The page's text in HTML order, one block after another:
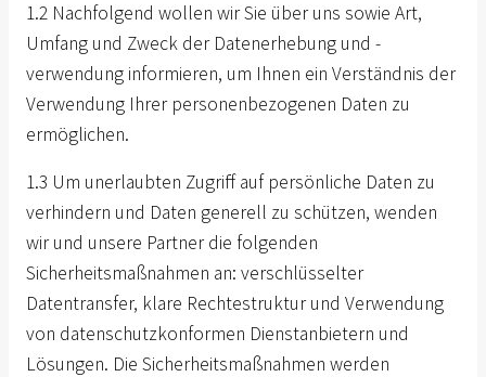
1.2 Nachfolgend wollen wir Sie über uns sowie Art,
Umfang und Zweck der Datenerhebung und -
verwendung informieren, um Ihnen ein Verständnis der
Verwendung Ihrer personenbezogenen Daten zu
ermöglichen.
1.3 Um unerlaubten Zugriff auf persönliche Daten zu
verhindern und Daten generell zu schützen, wenden
wir und unsere Partner die folgenden
Sicherheitsmaßnahmen an: verschlüsselter
Datentransfer, klare Rechtestruktur und Verwendung
von datenschutzkonformen Dienstanbietern und
Lösungen. Die Sicherheitsmaßnahmen werden